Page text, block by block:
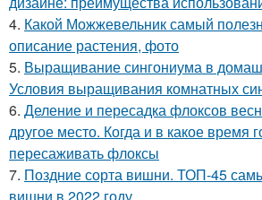
4. Какой Можжевельник самый
описание растения, фото
5. Выращивание сингониума в
Условия выращивания комнатных
6. Деление и пересадка флоксов
другое место. Когда и в какое время
пересаживать флоксы
7. Поздние сорта вишни. ТОП-45
вишни в 2022 году